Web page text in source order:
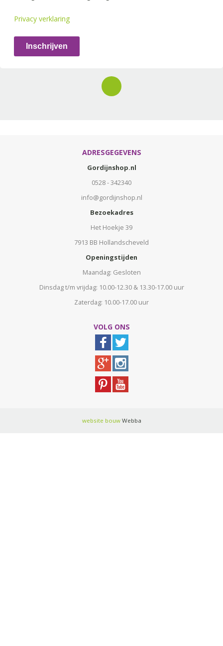
Privacy verklaring
Inschrijven
ADRESGEGEVENS
Gordijnshop.nl
0528 - 342340
info@gordijnshop.nl
Bezoekadres
Het Hoekje 39
7913 BB Hollandscheveld
Openingstijden
Maandag: Gesloten
Dinsdag t/m vrijdag: 10.00-12.30 & 13.30-17.00 uur
Zaterdag: 10.00-17.00 uur
VOLG ONS
website bouwWebba